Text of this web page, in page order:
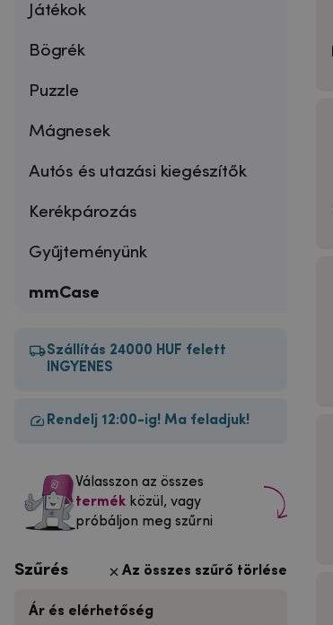
Játékok
Bögrék
Puzzle
Mágnesek
Autós és utazási kiegészítők
Kerékpározás
Gyűjteményünk
mmCase
Szállítás 24000 HUF felett
INGYENES
Rendelj 12:00-ig! Ma feladjuk!
Válasszon az összes
termék közül, vagy
próbáljon meg szűrni
Szűrés Az összes szűrő törlése
Ár és elérhetőség